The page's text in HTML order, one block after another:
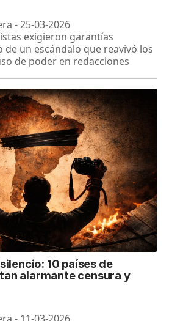
- 25-03-2026
exigieron garantías
de un escándalo que reavivó los
de poder en redacciones
10 países de
alarmante censura y